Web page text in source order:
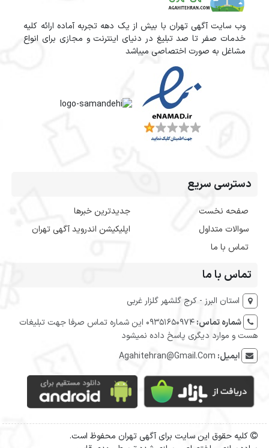
وب سایت آگهی تهران با بیش از یک دهه تجربه آماده ارائه کلیه
خدمات صفر تا صد تبلیغ در دنیای اینترنت و مجازی برای انواع
مشاغل به صورت اختصاصی میباشد
دسترسی سریع
صفحه نخست
سوالات متداول
تماس با ما
جدیدترین خبرها
اپلیکیشن اندروید آگهی تهران
تماس با ما
استان البرز - کرج گلشهر گلزار غربی
شماره تماس:
09351650974 این شماره تماس صرفا جهت تبلیغات
هست و موارد دیگری پاسخ داده نمیشود
ایمیل: Agahitehran@Gmail.Com
کلیه حقوق این سایت برای آگهی تهران محفوظ است.